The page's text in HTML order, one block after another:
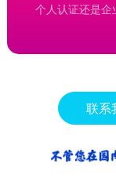
个人认证还是企
联系